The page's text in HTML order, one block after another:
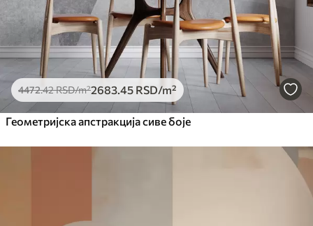
4472.42RSD/m²2683 .45 RSD/m²
Геометријска апстракција сиве боје